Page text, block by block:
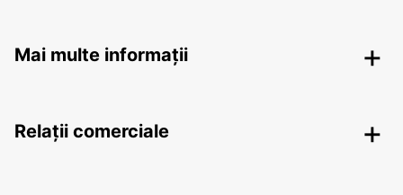
Mai multe informații
Relații comerciale